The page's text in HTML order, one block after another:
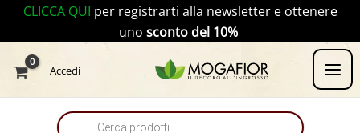
contenuto
CLICCA QUI per registrarti alla newsletter e ottenere
uno sconto del 10%
Accedi
Products